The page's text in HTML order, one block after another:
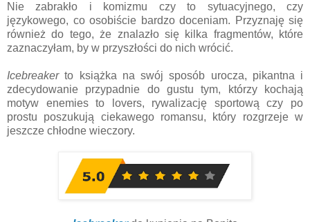
Nie zabrakło i komizmu czy to sytuacyjnego, czy
językowego, co osobiście bardzo doceniam. Przyznaję się
również do tego, że znalazło się kilka fragmentów, które
zaznaczyłam, by w przyszłości do nich wrócić.
Icebreakerto książka na swój sposób urocza, pikantna i
zdecydowanie przypadnie do gustu tym, którzy kochają
motyw enemies to lovers, rywalizację sportową czy po
prostu poszukują ciekawego romansu, który rozgrzeje w
jeszcze chłodne wieczory.